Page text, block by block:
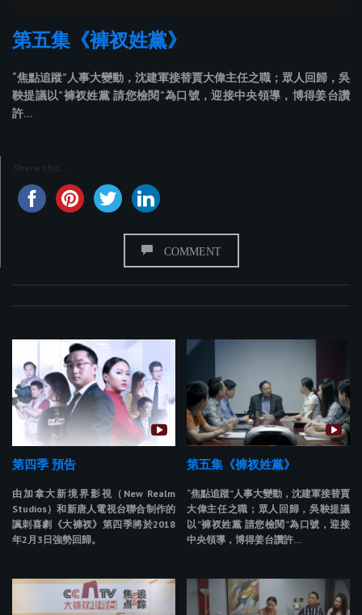
第五集《褲衩姓黨》
“焦點追蹤”人事大變動，沈建軍接替賈大偉主任之職；眾人回歸，吳
鞅提議以”褲衩姓黨 請您檢閱”為口號，迎接中央領導，博得姜台讚
許…
COMMENT
第四季 預告
由加拿大新境界影視（New Realm
Studios）和新唐人電視台聯合制作的
諷刺喜劇《大褲衩》第四季將於2018
年2月3日強勢回歸。
第五集《褲衩姓黨》
“焦點追蹤”人事大變動，沈建軍接替賈
大偉主任之職；眾人回歸，吳鞅提議
以”褲衩姓黨 請您檢閱”為口號，迎接
中央領導，博得姜台讚許…